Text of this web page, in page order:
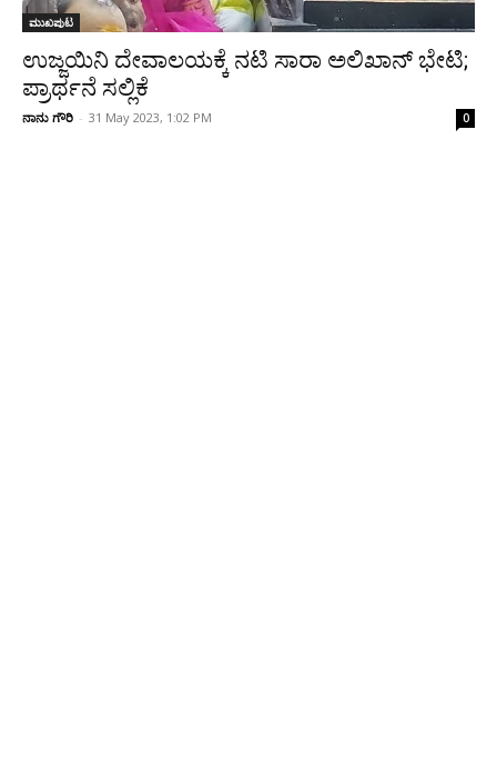
ಮುಖಪುಟ
ಉಜ್ಜಯಿನಿ ದೇವಾಲಯಕ್ಕೆ ನಟಿ ಸಾರಾ ಅಲಿಖಾನ್ ಭೇಟಿ;
ಪ್ರಾರ್ಥನೆ ಸಲ್ಲಿಕೆ
ನಾನು ಗೌರಿ - 31 May 2023, 1:02 PM 0